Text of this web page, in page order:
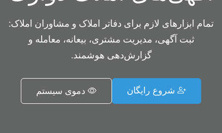
تمام ابزارهای لازم برای دفاتر املاک و مشاوران املاک:
ثبت آگهی، مدیریت مشتری، بیعانه، معامله و
گزارش‌دهی هوشمند.
شروع رایگان دموی سیستم